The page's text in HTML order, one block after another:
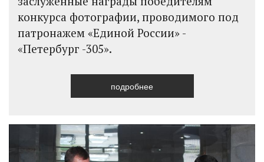
конкурса фотографии, проводимого под
патронажем «Единой России» -
«Петербург -305».
подробнее